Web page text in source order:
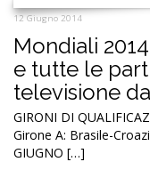
12 Giugno 2014
Mondiali
e tutte le
televisione
GIRONI DI
Girone A: Brasile-
GIUGNO […]